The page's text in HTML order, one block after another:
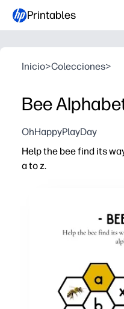
Printables
Inicio>Colecciones>
Bee
OhHappyPlayDay
Help the bee find its
a to z.